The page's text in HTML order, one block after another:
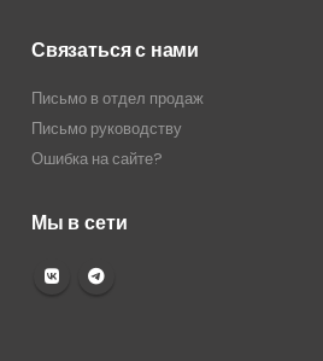
Связаться с нами
Письмо в отдел продаж
Письмо руководству
Ошибка на сайте?
Мы в сети